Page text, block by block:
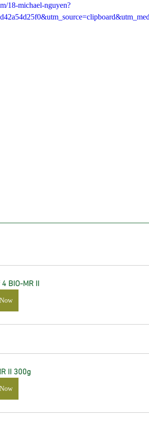
18-michael-nguyen?
BIO-MR II
II 300g